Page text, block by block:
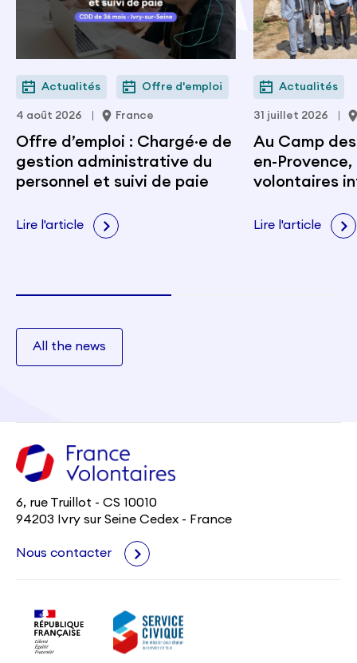
Actualités Offre d'emploi
4 août 2026 France
Offre d’emploi : Chargé·e de
gestion administrative du
personnel et suivi de paie
Lire l'article
Actualités
31 juillet 2026
Au Camp
en-
volontaires
citoyenneté
Lire l'article
All the news
6, rue Truillot - CS 10010
94203 Ivry sur Seine Cedex - France
Nous contacter